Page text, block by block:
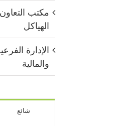
مكتب
الهياكل
الإدارة
والمالية
شائع